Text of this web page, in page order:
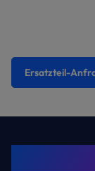
Ersatzteil-